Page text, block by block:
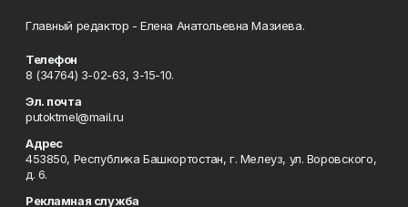
Главный редактор - Елена Анатольевна Мазиева.
Телефон
8 (34764) 3-02-63, 3-15-10.
Эл. почта
putoktmel@mail.ru
Адрес
453850, Республика Башкортостан, г. Мелеуз, ул. Воровского,
д. 6.
Рекламная служба